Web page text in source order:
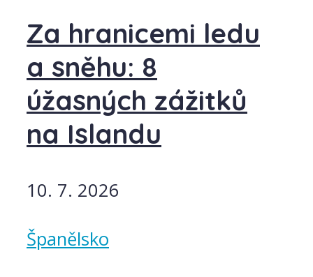
Za hranicemi ledu
a sněhu: 8
úžasných zážitků
na Islandu
10. 7. 2026
Španělsko